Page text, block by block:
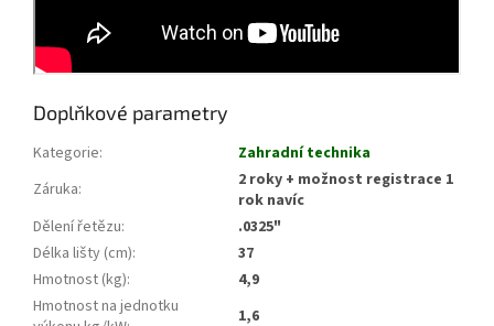
Doplňkové parametry
Kategorie:
Zahradní technika
Záruka:
2 roky + možnost registrace 1
rok navíc
Dělení řetězu:
.0325"
Délka lišty (cm):
37
Hmotnost (kg):
4,9
Hmotnost na jednotku
1,6